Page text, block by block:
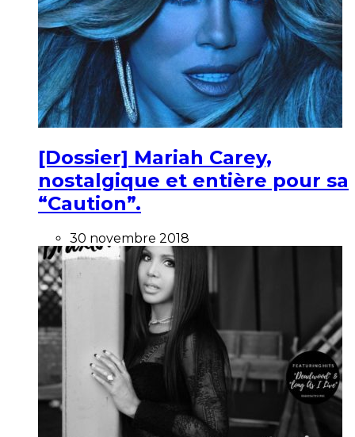
[Dossier] Mariah Carey,
nostalgique et entière pour sa
“Caution”.
30 novembre 2018